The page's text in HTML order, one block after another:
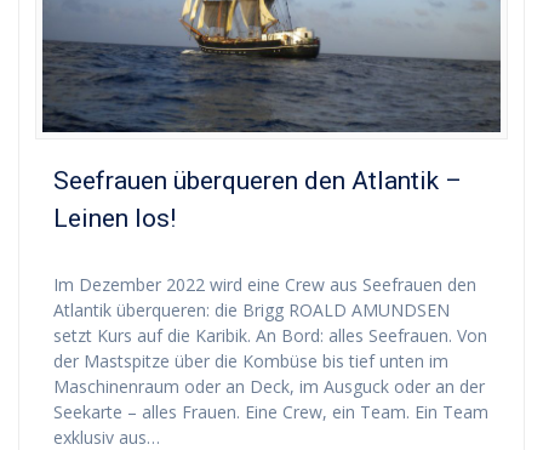
Seefrauen überqueren den Atlantik –
Leinen los!
Im Dezember 2022 wird eine Crew aus Seefrauen den
Atlantik überqueren: die Brigg ROALD AMUNDSEN
setzt Kurs auf die Karibik. An Bord: alles Seefrauen. Von
der Mastspitze über die Kombüse bis tief unten im
Maschinenraum oder an Deck, im Ausguck oder an der
Seekarte – alles Frauen. Eine Crew, ein Team. Ein Team
exklusiv aus…